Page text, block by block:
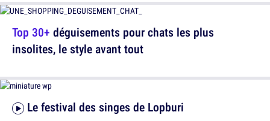
Top 30+ déguisements pour chats les plus
insolites, le style avant tout
Le festival des singes de Lopburi